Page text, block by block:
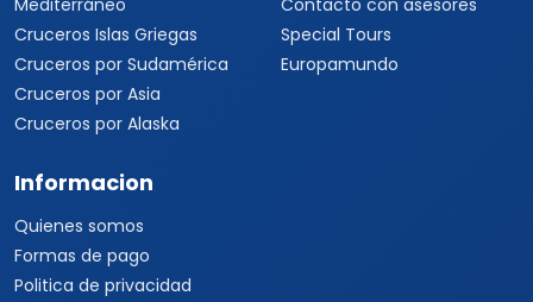
Mediterráneo
Cruceros Islas Griegas
Cruceros por Sudamérica
Cruceros por Asia
Cruceros por Alaska
Contacto con asesores
Special Tours
Europamundo
Informacion
Quienes somos
Formas de pago
Politica de privacidad